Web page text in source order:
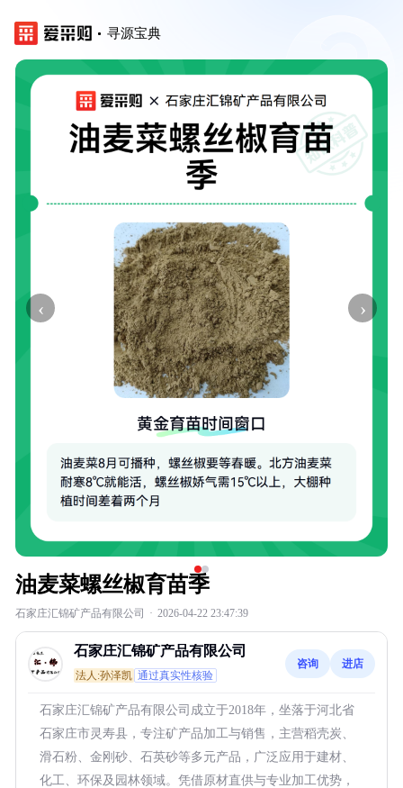
寻源宝典
‹ ›
油麦菜螺丝椒育苗季
石家庄汇锦矿产品有限公司 · 2026-04-22 23:47:39
石家庄汇锦矿产品有限公司
法人:孙泽凯 通过真实性核验
咨询 进店
石家庄汇锦矿产品有限公司成立于2018年，坐落于河北省
石家庄市灵寿县，专注矿产品加工与销售，主营稻壳炭、
滑石粉、金刚砂、石英砂等多元产品，广泛应用于建材、
化工、环保及园林领域。凭借原材直供与专业加工优势，